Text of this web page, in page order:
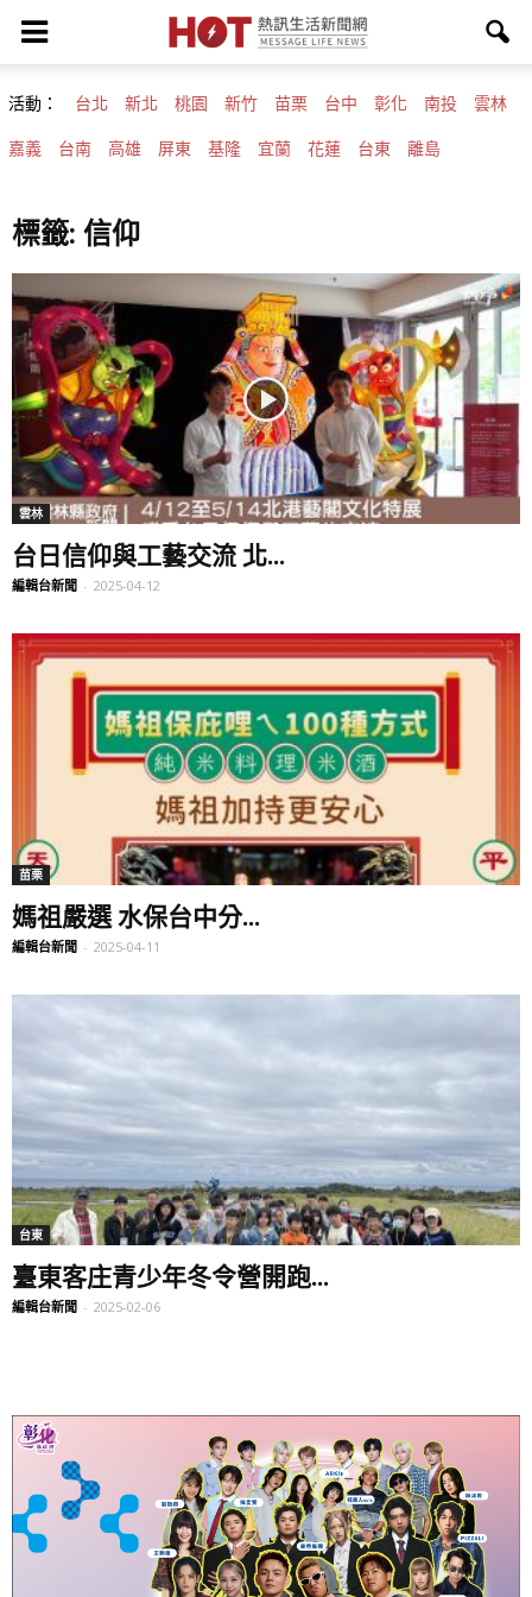
活動： 台北 新北 桃園 新竹 苗栗 台中 彰化 南投 雲林
嘉義 台南 高雄 屏東 基隆 宜蘭 花蓮 台東 離島
標籤: 信仰
雲林
台日信仰與工藝交流 北...
編輯台新聞 - 2025-04-12
苗栗
媽祖嚴選 水保台中分...
編輯台新聞 - 2025-04-11
台東
臺東客庄青少年冬令營開跑...
編輯台新聞 - 2025-02-06